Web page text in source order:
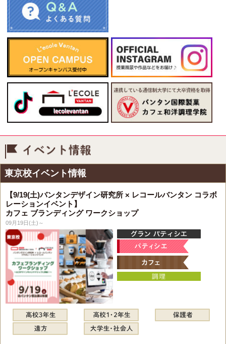
東京校イベント情報
【9/19(土)バンタンデザイン研究所 × レコールバンタン コラボ
レーションイベント】
カフェ ブランディング ワークショップ
09月19日(土)～